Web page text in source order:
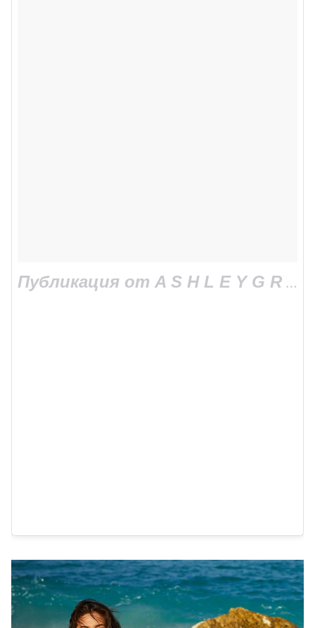
Публикация от A S H L E Y G R A H A M (@ashleygraham)